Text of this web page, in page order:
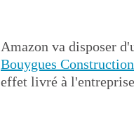
Amazon va disposer
Bouygues Construction
effet livré à